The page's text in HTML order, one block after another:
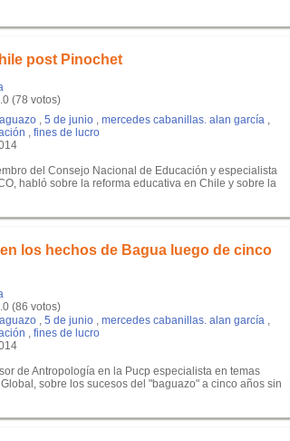
post Pinochet
(78 votos)
, 5 de junio , mercedes cabanillas. alan garcía ,
, fines de lucro
del Consejo Nacional de Educación y especialista
habló sobre la reforma educativa en Chile y sobre la
los hechos de Bagua luego de cinco
(86 votos)
, 5 de junio , mercedes cabanillas. alan garcía ,
, fines de lucro
de Antropología en la Pucp especialista en temas
sobre los sucesos del "baguazo" a cinco años sin